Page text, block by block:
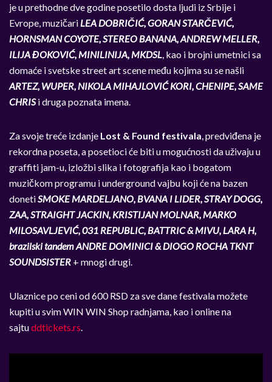
je u prethodne dve godine posetilo dosta ljudi iz Srbije i
Evrope, muzičari LEA DOBRIČIĆ, GORAN STARČEVIĆ,
HORNSMAN COYOTE, STEREO BANANA, ANDREW MELLER,
ILIJA ĐOKOVIĆ, MINILINIJA, MKDSL , kao i brojni umetnici sa
domaće i svetske street art scene među kojima su se našli
ARTEZ, WUPER, NIKOLA MIHAJLOVIĆ KORI, CHENIPE, SAME
CHRISi druga poznata imena.
Za svoje treće izdanje Lost & Found festivala , predviđena je
rekordna poseta, a posetioci će biti u mogućnosti da uživaju u
graffiti jam-u, izložbi slika i fotografija kao i bogatom
muzičkom programu i underground vajbu koji će na bazen
donetiSMOKE MARDELJANO, BVANA I LIDER, STRAY DOGG,
ZAA, STRAIGHT JACKIN, KRISTIJAN MOLNAR, MARKO
MILOSAVLJEVIĆ, 031 REPUBLIC, BATTRIC & MIVU, LARA H,
brazilski tandem ANDRE DOMINICI & DIOGO ROCHA TKNT
SOUNDSISTER + mnogi drugi.
Ulaznice po ceni od 600 RSD za sve dane festivala možete
kupiti u svim WIN WIN Shop radnjama, kao i online na
sajtuddtickets.rs